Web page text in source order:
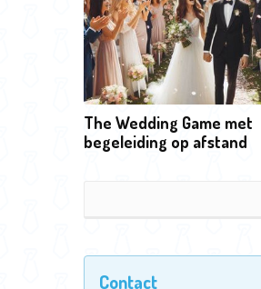
The Wedding Game met
begeleiding op afstand
Contact